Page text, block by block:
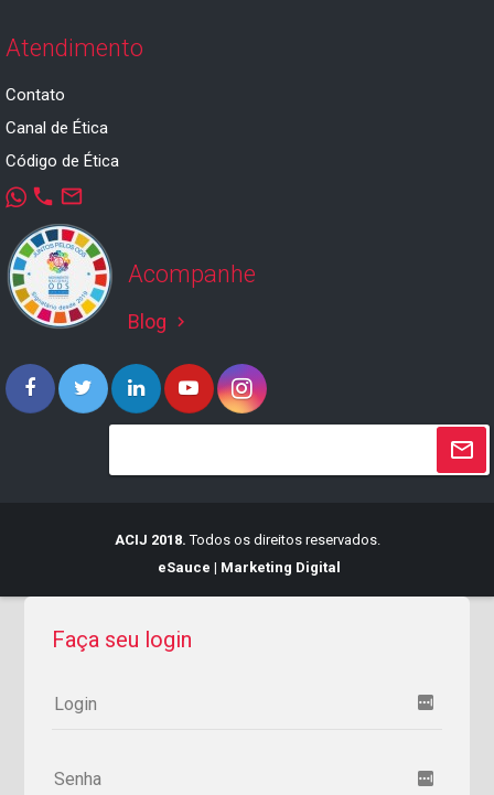
Atendimento
Contato
Canal de Ética
Código de Ética
phone mail_outline
Acompanhe
Blog keyboard_arrow_right
ACIJ 2018. Todos os direitos reservados.
eSauce | Marketing Digital
Faça seu login